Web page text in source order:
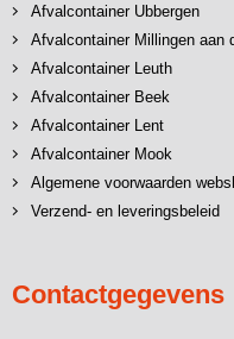
Afvalcontainer Ubbergen
Afvalcontainer Millingen aan
Afvalcontainer Leuth
Afvalcontainer Beek
Afvalcontainer Lent
Afvalcontainer Mook
Algemene voorwaarden
Verzend- en leveringsbeleid
Contactgegevens